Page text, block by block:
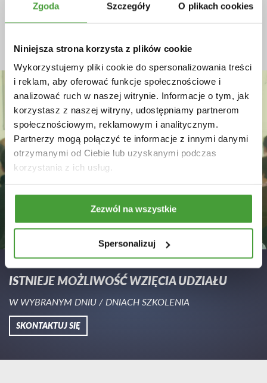
Zgoda Szczegóły O plikach cookies
Niniejsza strona korzysta z plików cookie
Wykorzystujemy pliki cookie do spersonalizowania treści
i reklam, aby oferować funkcje społecznościowe i
analizować ruch w naszej witrynie. Informacje o tym, jak
korzystasz z naszej witryny, udostępniamy partnerom
społecznościowym, reklamowym i analitycznym.
Partnerzy mogą połączyć te informacje z innymi danymi
otrzymanymi od Ciebie lub uzyskanymi podczas
korzystania z ich usług.
Zezwól na wszystkie
Spersonalizuj
2 dni – 14h zegarowych = 16h dydaktycznych
ISTNIEJE MOŻLIWOŚĆ WZIĘCIA UDZIAŁU
W WYBRANYM DNIU / DNIACH SZKOLENIA
SKONTAKTUJ SIĘ